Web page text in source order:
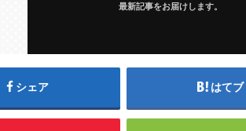
最新記事をお届けします。
シェア はてブ